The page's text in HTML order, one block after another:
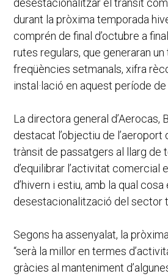
desestacionalitzar el trànsit
durant la pròxima temporada
comprén de final d’octubre a
rutes regulars, que generaran
freqüències setmanals, xifra
instal·lació en aquest període de
La directora general d’Aerocas,
destacat l’objectiu de l’aeroport
trànsit de passatgers al llarg de
d’equilibrar l’activitat comercial
d’hivern i estiu, amb la qual
desestacionalització del sector
Segons ha assenyalat, la
“serà la millor en termes
gràcies al manteniment